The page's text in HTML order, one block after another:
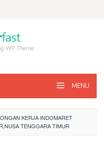
MENU
KERJA INDOMARET
TENGGARA TIMUR